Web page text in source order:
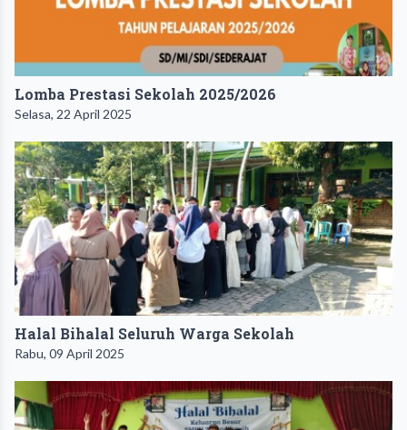
Lomba Prestasi Sekolah 2025/2026
Selasa, 22 April 2025
Halal Bihalal Seluruh Warga Sekolah
Rabu, 09 April 2025